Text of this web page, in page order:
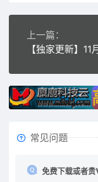
上一篇：
常见问题
免费下载或者贵